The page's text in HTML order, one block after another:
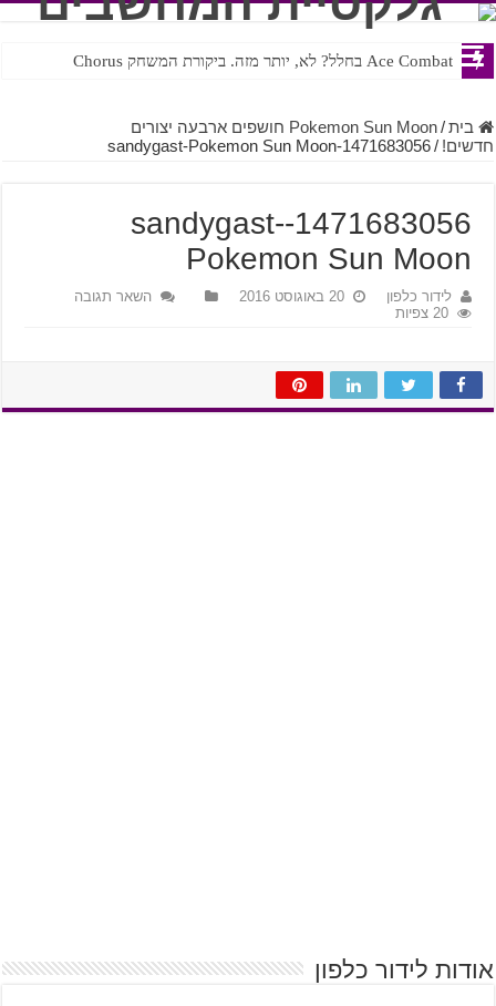
Ace Combat בחלל? לא, יותר מזה. ביקורת המשחק Chorus
Steven Universe והשירים שתורגמו בצורה נוראית לעברית
בית /
Pokemon Sun Moon חושפים ארבעה יצורים
חדשים! /
1471683056-sandygast-Pokemon Sun Moon
1471683056-sandygast-
Pokemon Sun Moon
לידור כלפון 20 באוגוסט 2016
השאר תגובה
20 צפיות
אודות לידור כלפון